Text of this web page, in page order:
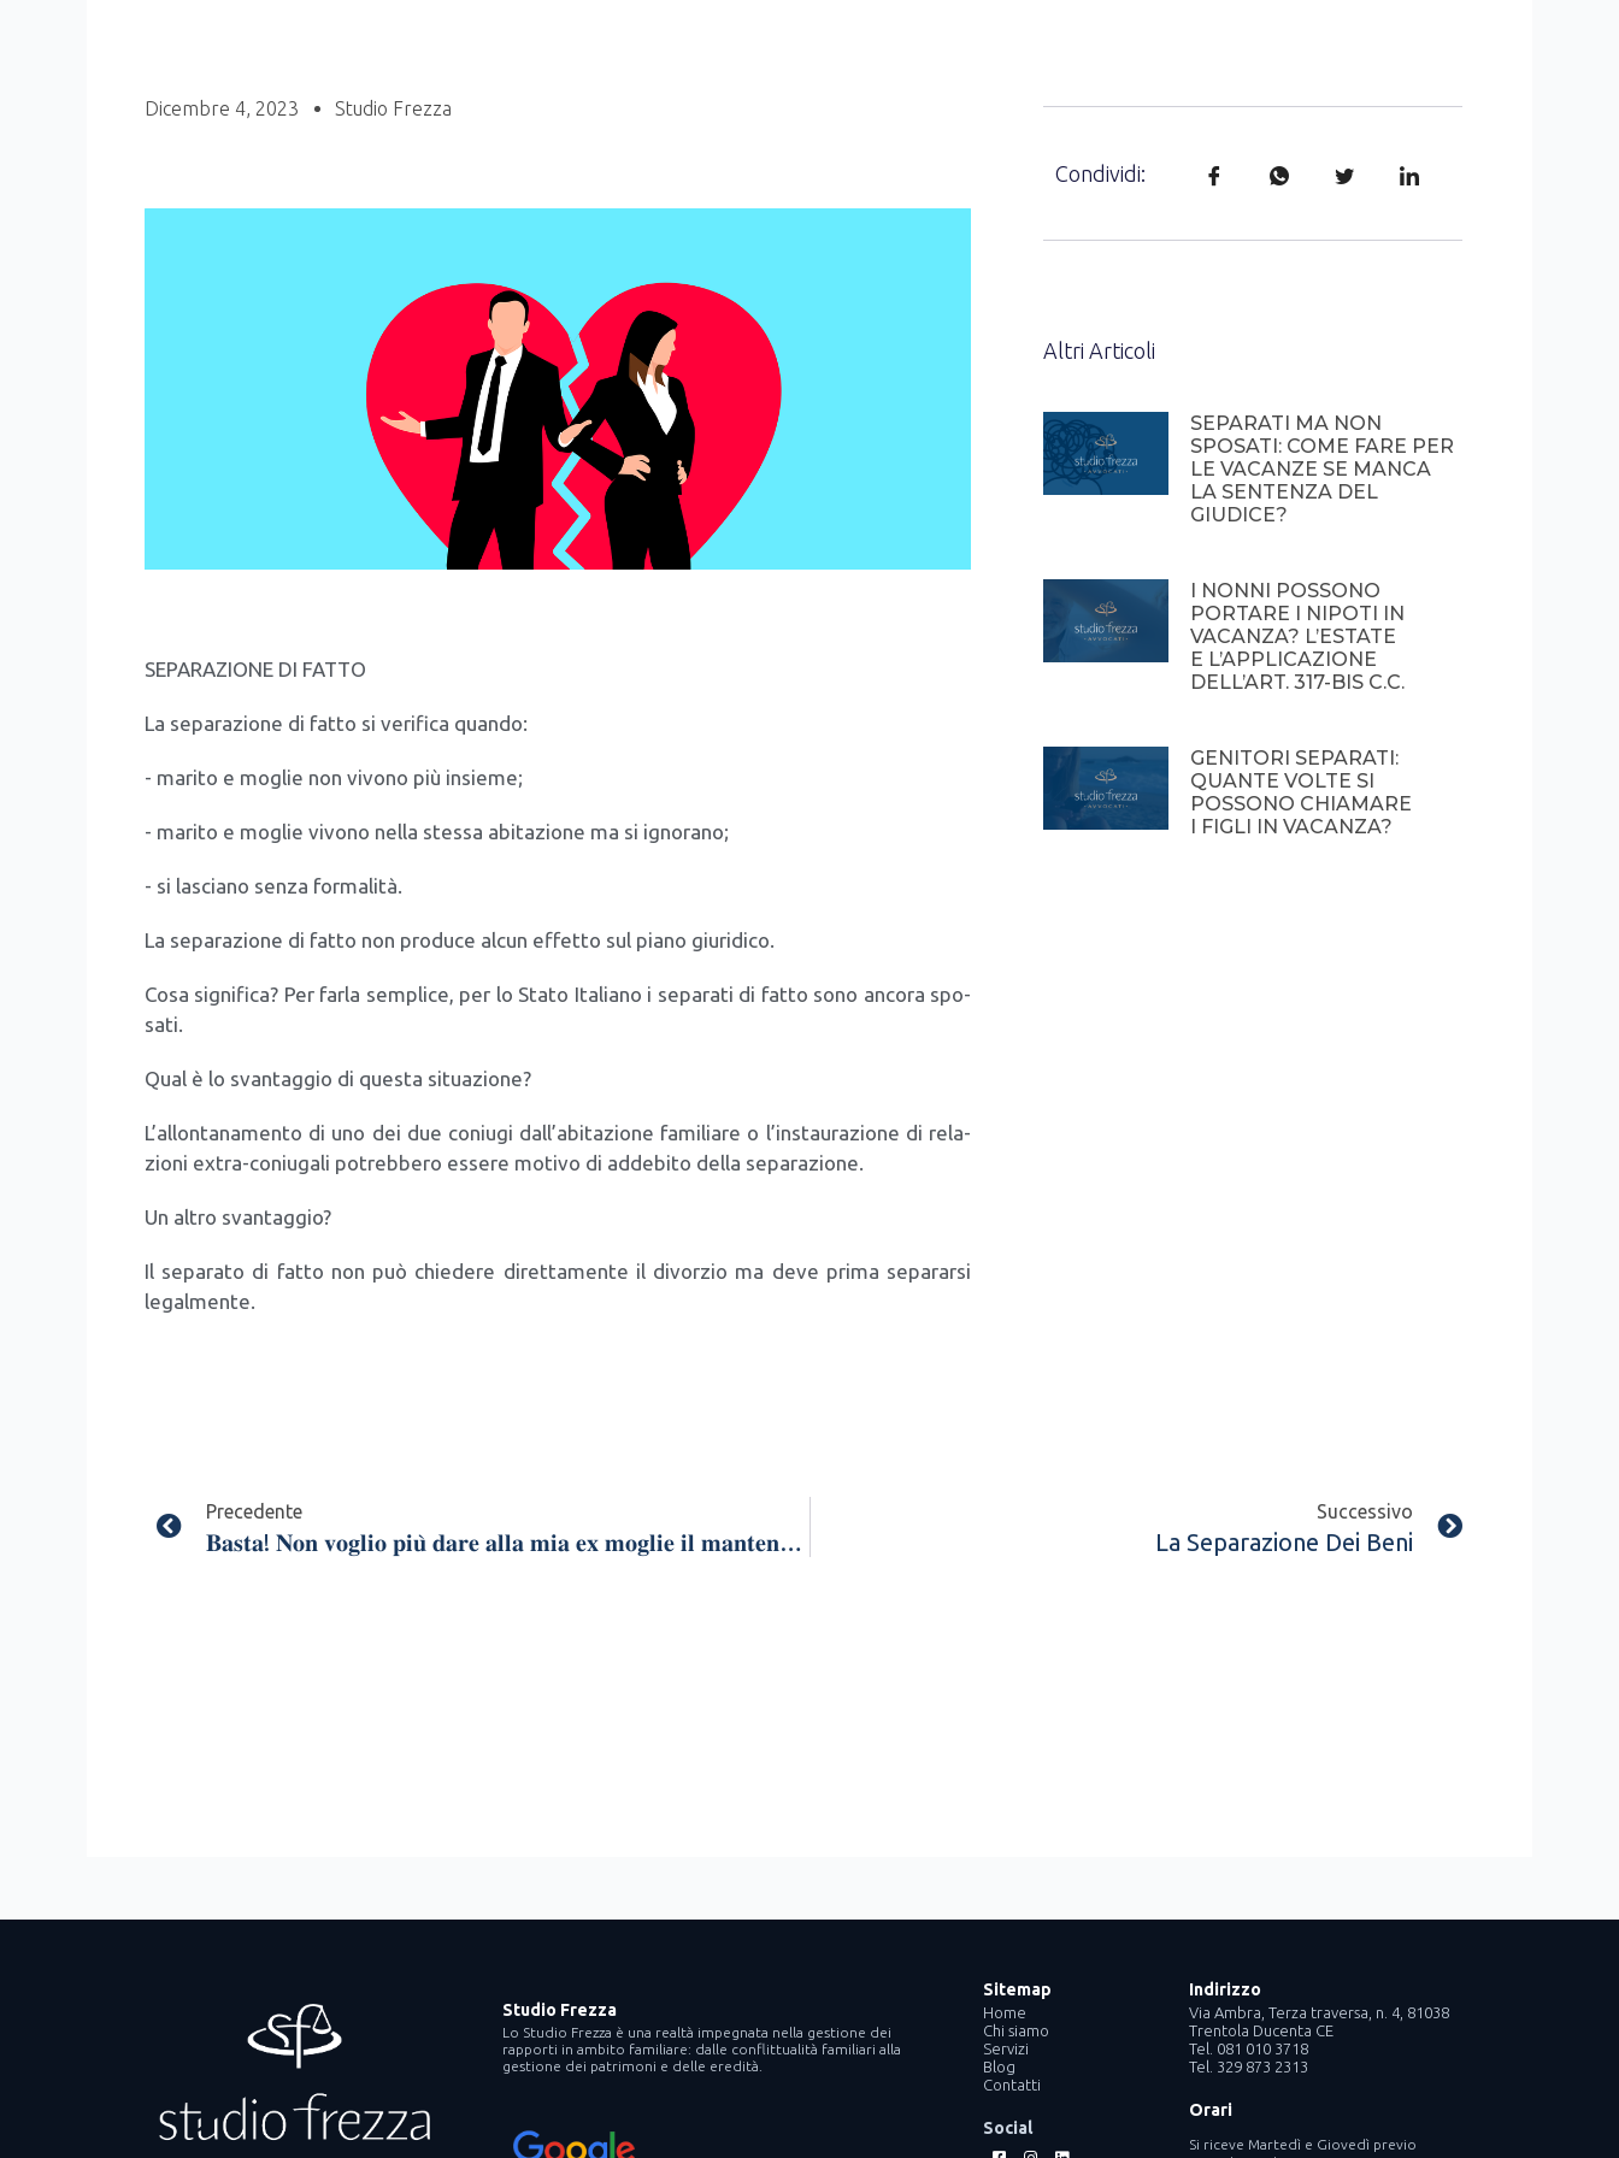
Dicembre 4, 2023 Studio Frezza
SEPARAZIONE DI FATTO
La sepa­ra­zio­ne di fat­to si veri­fi­ca quan­do:
- mari­to e moglie non vivo­no più insie­me;
- mari­to e moglie vivo­no nel­la stes­sa abi­ta­zio­ne ma si igno­ra­no;
- si lascia­no sen­za for­ma­li­tà.
La sepa­ra­zio­ne di fat­to non pro­du­ce alcun effet­to sul pia­no giu­ri­di­co.
Cosa signi­fi­ca? Per far­la sem­pli­ce, per lo Sta­to Ita­lia­no i sepa­ra­ti di fat­to sono anco­ra spo­
sa­ti.
Qual è lo svan­tag­gio di que­sta situa­zio­ne?
L’al­lon­ta­na­men­to di uno dei due coniu­gi dal­l’a­bi­ta­zio­ne fami­lia­re o l’in­stau­ra­zio­ne di rela­
zio­ni extra-coniu­ga­li potreb­be­ro esse­re moti­vo di adde­bi­to del­la sepa­ra­zio­ne.
Un altro svan­tag­gio?
Il sepa­ra­to di fat­to non può chie­de­re diret­ta­men­te il divor­zio ma deve pri­ma sepa­rar­si
legal­men­te.
Condividi:
Altri Articoli
SEPARATI MA NON
SPOSATI: COME FARE PER
LE VACANZE SE MANCA
LA SENTENZA DEL
GIUDICE?
I NONNI POSSONO
PORTARE I NIPOTI IN
VACANZA? L’ESTATE
E L’APPLICAZIONE
DELL’ART. 317-BIS C.C.
GENITORI SEPARATI:
QUANTE VOLTE SI
POSSONO CHIAMARE
I FIGLI IN VACANZA?
Precedente
𝐁𝐚𝐬𝐭𝐚! 𝐍𝐨𝐧 𝐯𝐨𝐠𝐥𝐢𝐨 𝐩𝐢𝐮̀ 𝐝𝐚𝐫𝐞 𝐚𝐥𝐥𝐚 𝐦𝐢𝐚 𝐞𝐱 𝐦𝐨𝐠𝐥𝐢𝐞 𝐢𝐥 𝐦𝐚𝐧𝐭𝐞𝐧𝐢𝐦𝐞𝐧𝐭𝐨! 𝐕𝐨𝐠𝐥𝐢𝐨 𝐚𝐯𝐞𝐫𝐞 𝐝𝐚𝐥 𝐦𝐢𝐨 𝐞𝐱 𝐦𝐚𝐫𝐢𝐭𝐨 𝐮𝐧 𝐚𝐬𝐬𝐞𝐠𝐧𝐨 𝐦𝐚𝐠𝐠𝐢𝐨𝐫𝐞! 𝐒𝐢 𝐩𝐮𝐨̀ 𝐟𝐚𝐫𝐞? 𝐂𝐨𝐦𝐞 𝐩𝐨𝐬𝐬𝐨 𝐟𝐚𝐫𝐞?
Successivo
La Separazione Dei Beni
Studio Frezza
Lo Studio Frezza è una realtà impegnata nella gestione dei
rapporti in ambito familiare: dalle conflittualità familiari alla
gestione dei patrimoni e delle eredità.
Sitemap
Home
Chi siamo
Servizi
Blog
Contatti
Social
Facebook-
Instagram
Linkedin
Indirizzo
Via Ambra, Terza traversa, n. 4, 81038
Trentola Ducenta CE
Tel. 081 010 3718
Tel. 329 873 2313
Orari
Si riceve Martedì e Giovedì previo